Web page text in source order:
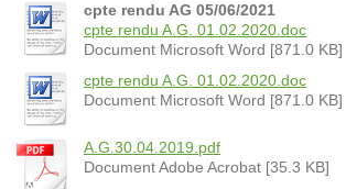
cpte rendu AG 05/06/2021
cpte rendu A.G. 01.02.2020.doc
Document Microsoft Word [871.0 KB]
cpte rendu A.G. 01.02.2020.doc
Document Microsoft Word [871.0 KB]
A.G.30.04.2019.pdf
Document Adobe Acrobat [35.3 KB]